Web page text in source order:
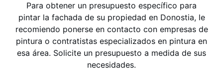
Para obtener un presupuesto específico para
pintar la fachada de su propiedad en Donostia, le
recomiendo ponerse en contacto con empresas de
pintura o contratistas especializados en pintura en
esa área. Solicite un presupuesto a medida de sus
necesidades.